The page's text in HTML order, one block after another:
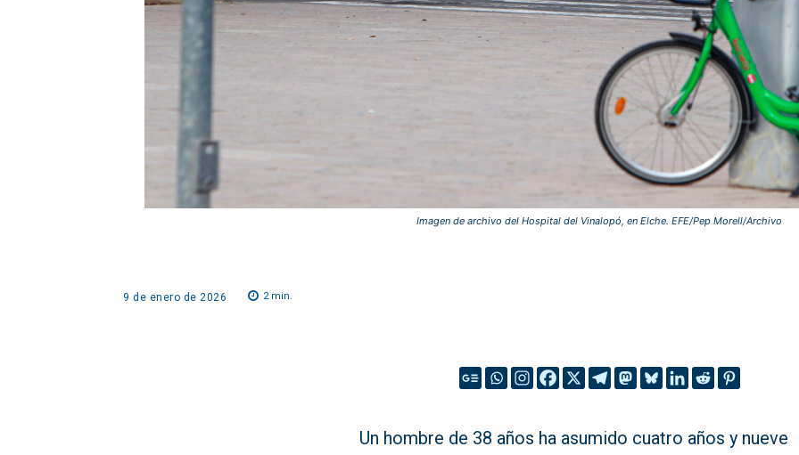
Imagen de archivo del Hospital del Vinalopó, en Elche. EFE/Pep Morell/Archivo
9 de enero de 2026 2min.
Un hombre de 38 años ha asumido cuatro años y nueve